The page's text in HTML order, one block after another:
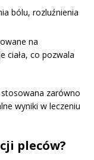
bólu, rozluźnienia
na
ciała, co pozwala
zarówno
wyniki w leczeniu
pleców?